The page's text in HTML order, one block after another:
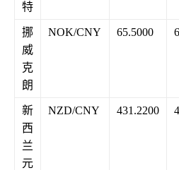
特
挪
威
克
朗
NOK/CNY 65.5000
新
西
兰
元
NZD/CNY 431.2200